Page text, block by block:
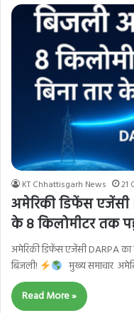
KT Chhattisgarh News 21
अमेरिकी डिफेंस एजेंसी
के 8 किलोमीटर तक
अमेरिकी डिफेंस एजेंसी DARPA
बिजली!
मुख्य समाचार
Read More »